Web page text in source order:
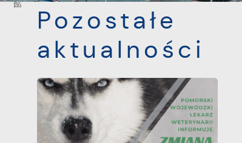
Pozostałe
aktualności